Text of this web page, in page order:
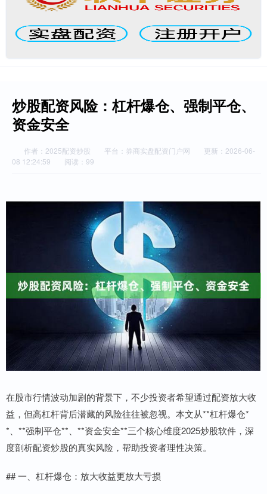
炒股配资风险：杠杆爆仓、强制平仓、
资金安全
作者：2025配资炒股 平台：券商实盘配资门户网
更新：2026-06-
08 12:24:59
阅读：99
在股市行情波动加剧的背景下，不少投资者希望通过配资放大收
益，但高杠杆背后潜藏的风险往往被忽视。本文从**杠杆爆仓*
*、**强制平仓**、**资金安全**三个核心维度2025炒股软件，深
度剖析配资炒股的真实风险，帮助投资者理性决策。
## 一、杠杆爆仓：放大收益更放大亏损